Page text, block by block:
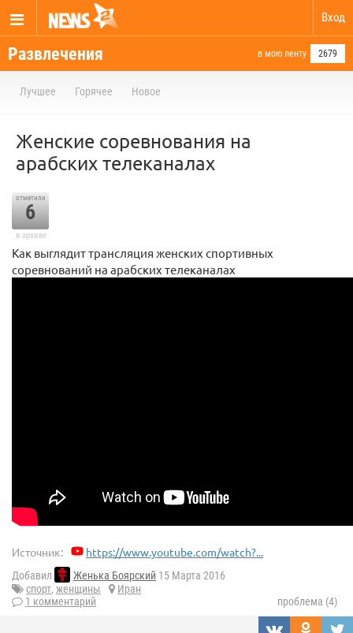
Вход
Развлечения в мою ленту 2679
Лучшее Горячее Новое
Женские соревнования на
арабских телеканалах
отметили
6
в архиве
Как выглядит трансляция женских спортивных
соревнований на арабских телеканалах
Источник: https://www.youtube.com/watch?...
Добавил Женька Боярский 15 Марта 2016
спорт, женщины
Иран
1 комментарий
проблема (4)